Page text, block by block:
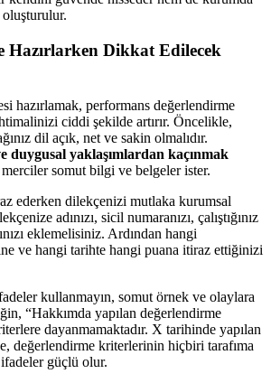
oluşturulur.
Hazırlarken Dikkat Edilecek
hazırlamak, performans değerlendirme
ciddi şekilde artırır. Öncelikle,
dil açık, net ve sakin olmalıdır.
duygusal yaklaşımlardan kaçınmak
somut bilgi ve belgeler ister.
ederken dilekçenizi mutlaka kurumsal
adınızı, sicil numaranızı, çalıştığınız
eklemelisiniz. Ardından hangi
ve hangi tarihte hangi puana itiraz ettiğinizi
kullanmayın, somut örnek ve olaylara
“Hakkımda yapılan değerlendirme
dayanmamaktadır. X tarihinde yapılan
değerlendirme kriterlerinin hiçbiri tarafıma
ifadeler güçlü olur.